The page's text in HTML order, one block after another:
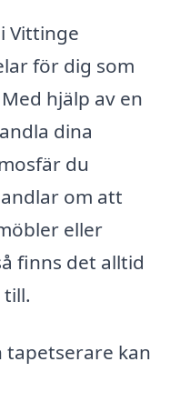
Vittinge
för dig som
hjälp av en
dina
du
om att
eller
finns det alltid
tapetserare kan